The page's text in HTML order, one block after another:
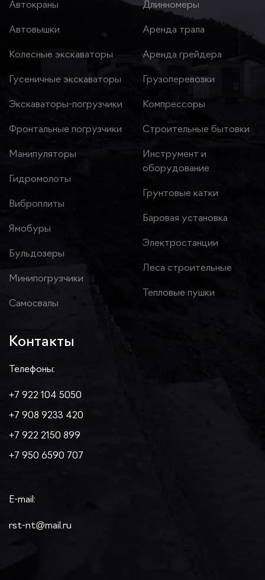
Автокраны
Автовышки
Колесные экскаваторы
Гусеничные экскаваторы
Экскаваторы-погрузчики
Фронтальные погрузчики
Манипуляторы
Гидромолоты
Виброплиты
Ямобуры
Бульдозеры
Минипогрузчики
Самосвалы
Длинномеры
Аренда трала
Аренда грейдера
Грузоперевозки
Компрессоры
Строительные бытовки
Инструмент и
оборудование
Грунтовые катки
Баровая установка
Электростанции
Леса строительные
Тепловые пушки
Контакты
Телефоны:
+7 922 104 5050
+7 908 9233 420
+7 922 2150 899
+7 950 6590 707
E-mail:
rst-nt@mail.ru